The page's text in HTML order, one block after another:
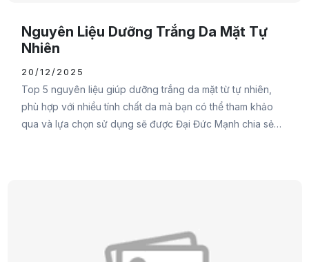
Nguyên Liệu Dưỡng Trắng Da Mặt Tự
Nhiên
20/12/2025
Top 5 nguyên liệu giúp dưỡng trắng da mặt từ tự nhiên,
phù hợp với nhiều tính chất da mà bạn có thể tham khảo
qua và lựa chọn sử dụng sẽ được Đại Đức Mạnh chia sẻ